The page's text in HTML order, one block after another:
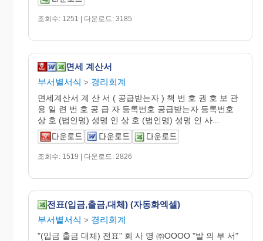
조회수: 1251 | 다운로드: 3185
면세 계산서
부서별서식 > 경리회계
면세계산서 계 산 서 ( 공급받는자 ) 책 번 호 권 호 보 관
용 일 련 번 호 공 급 자 등록번호 공급받는자 등록번호
상 호 (법인명) 성명 인 상 호 (법인명) 성명 인 사...
조회수: 1519 | 다운로드: 2826
전표(입금,출금,대체) (자동화엑셀)
부서별서식 > 경리회계
"(입금 출금 대체) 전표" 회 사 명 ㈜OOOO "발 의 부 서"